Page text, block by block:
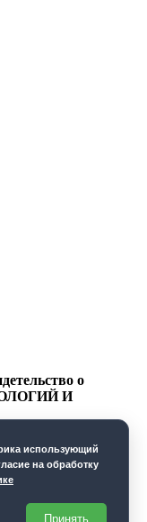
о
И
использующий
на обработку
Принять